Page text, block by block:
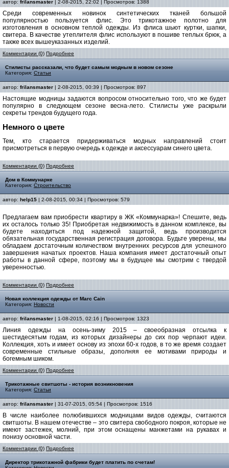
автор: frilansmaster | 2-08-2015, 22:02 | Просмотров: 1388
Среди современных новинок синтетических тканей большой
популярностью пользуется флис. Это трикотажное полотно для
изготовления в основном теплой одежды. Из флиса шьют куртки, шапки,
свитера. В качестве утеплителя флис используют в пошиве теплых брюк, а
также всех вышеуказанных изделий.
Комментарии (0) Подробнее
Стилисты рассказали, что будет самым модным в новом сезоне
Категория: Статьи
автор: frilansmaster | 2-08-2015, 00:39 | Просмотров: 897
Настоящие модницы задаются вопросом относительно того, что же будет
популярно в следующем сезоне весна-лето. Стилисты уже раскрыли
секреты трендов будущего года.
Немного о цвете
Тем, кто старается придерживаться модных направлений стоит
присмотреться в первую очередь к одежде и аксессуарам синего цвета.
Комментарии (0) Подробнее
Дом в Коммунарке
Категория: Строительство
автор: help15 | 2-08-2015, 00:34 | Просмотров: 579
Предлагаем вам приобрести квартиру в ЖК «Коммунарка»! Спешите, ведь
их осталось только 35! Приобретая недвижимость в данном комплексе, вы
будете находиться под надежной защитой, ведь производится
обязательная государственная регистрация договора. Будьте уверены, мы
обладаем достаточным количеством внутренних ресурсов для успешного
завершения начатых проектов. Наша компания имеет достаточный опыт
работы в данной сфере, поэтому мы в будущее мы смотрим с твердой
уверенностью.
Комментарии (0) Подробнее
Новая коллекция одежды от Marc Cain
Категория: Новости
автор: frilansmaster | 1-08-2015, 02:16 | Просмотров: 1323
Линия одежды на осень-зиму 2015 – своеобразная отсылка к
шестидесятым годам, из которых дизайнеры до сих пор черпают идеи.
Коллекция, хоть и имеет основу из эпохи 60-х годов, в то же время создает
современные стильные образы, дополняя ее мотивами природы и
богемным шиком.
Комментарии (0) Подробнее
Трикотажные свитшоты - история возникновения
Категория: Статьи
автор: frilansmaster | 31-07-2015, 05:54 | Просмотров: 1516
В числе наиболее полюбившихся модницами видов одежды, считаются
свитшоты. В нашем отечестве – это свитера свободного покроя, которые не
имеют застежек, молний, при этом оснащены манжетами на рукавах и
понизу основной части.
Комментарии (0) Подробнее
Директор трикотажной фабрики будет платить по счетам!